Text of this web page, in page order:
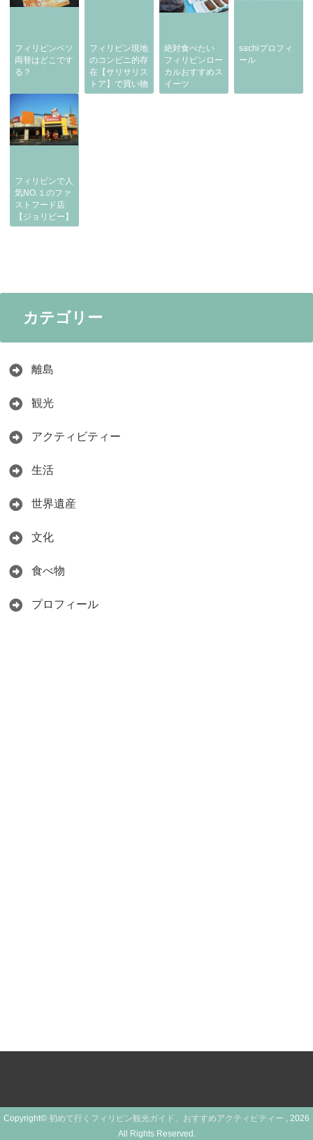
フィリピンペソ
両替はどこです
る？
フィリピン現地
のコンビニ的存
在【サリサリス
トア】で買い物
絶対食べたい
フィリピンロー
カルおすすめス
イーツ
sachiプロフィ
ール
フィリピンで人
気NO.１のファ
ストフード店
【ジョリビー】
カテゴリー
離島
観光
アクティビティー
生活
世界遺産
文化
食べ物
プロフィール
Copyright© 初めて行くフィリピン観光ガイド、おすすめアクティビティー , 2026
All Rights Reserved.